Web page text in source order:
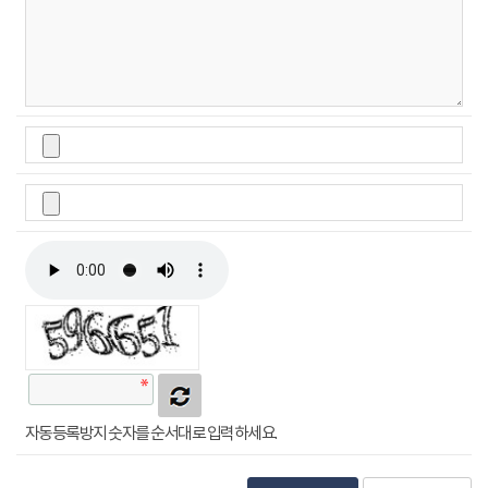
자동등록방지 숫자를 순서대로 입력하세요.